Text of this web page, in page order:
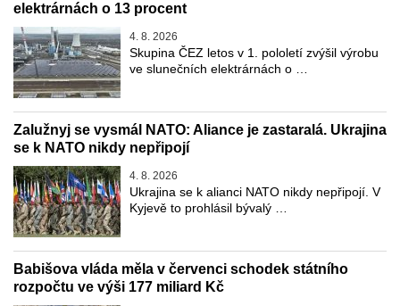
elektrárnách o 13 procent
4. 8. 2026
Skupina ČEZ letos v 1. pololetí zvýšil výrobu
ve slunečních elektrárnách o …
Zalužnyj se vysmál NATO: Aliance je zastaralá. Ukrajina
se k NATO nikdy nepřipojí
4. 8. 2026
Ukrajina se k alianci NATO nikdy nepřipojí. V
Kyjevě to prohlásil bývalý …
Babišova vláda měla v červenci schodek státního
rozpočtu ve výši 177 miliard Kč